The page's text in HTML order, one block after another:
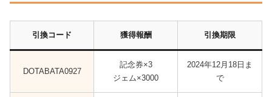
引換コード 獲得報酬 引換期限
DOTABATA0927
記念券×3
ジェム×3000
2024年12月18日ま
で